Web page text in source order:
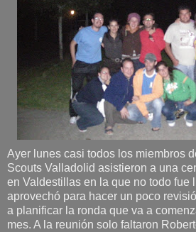
Ayer lunes casi todos los miembros
Scouts Valladolid asistieron a una
en Valdestillas en la que no todo fue
aprovechó para hacer un poco
a planificar la ronda que va a
mes. A la reunión solo faltaron